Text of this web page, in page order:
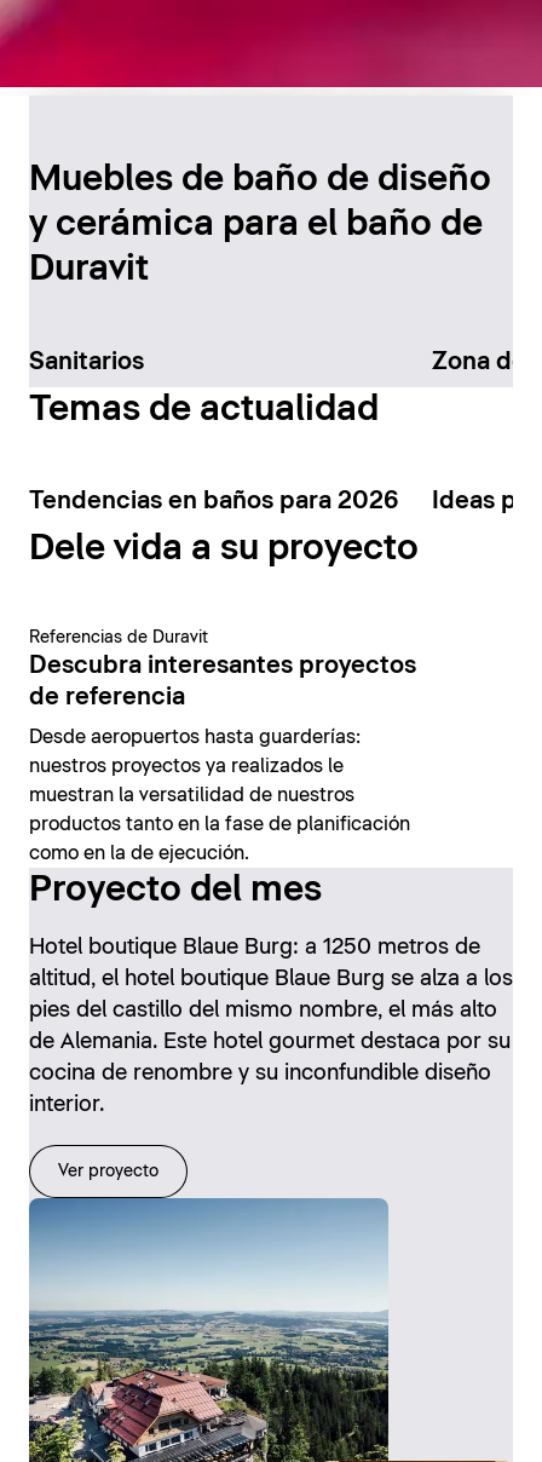
el baño
Descúbralo ahora
Muebles de baño de diseño
y cerámica para el baño de
Duravit
Sanitarios Zona de
Temas de actualidad
Tendencias en baños para 2026 Ideas
Dele vida a su proyecto
Referencias de Duravit
Descubra interesantes proyectos
de referencia
Desde aeropuertos hasta guarderías:
nuestros proyectos ya realizados le
muestran la versatilidad de nuestros
productos tanto en la fase de planificación
como en la de ejecución.
Proyecto del mes
Hotel boutique Blaue Burg: a 1250 metros de
altitud, el hotel boutique Blaue Burg se alza a los
pies del castillo del mismo nombre, el más alto
de Alemania. Este hotel gourmet destaca por su
cocina de renombre y su inconfundible diseño
interior.
Ver proyecto